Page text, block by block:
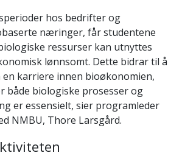
hos bedrifter og
næringer, får studentene
ressurser kan utnyttes
lønnsomt. Dette bidrar til å
karriere innen bioøkonomien,
både biologiske prosesser og
er essensielt, sier programleder
NMBU, Thore Larsgård.